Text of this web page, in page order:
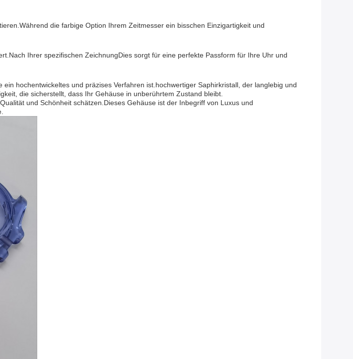
die farbige Option Ihrem Zeitmesser ein bisschen Einzigartigkeit und
Ihrer spezifischen ZeichnungDies sorgt für eine perfekte Passform für Ihre Uhr und
hochentwickeltes und präzises Verfahren ist.hochwertiger Saphirkristall, der langlebig und
die sicherstellt, dass Ihr Gehäuse in unberührtem Zustand bleibt.
und Schönheit schätzen.Dieses Gehäuse ist der Inbegriff von Luxus und